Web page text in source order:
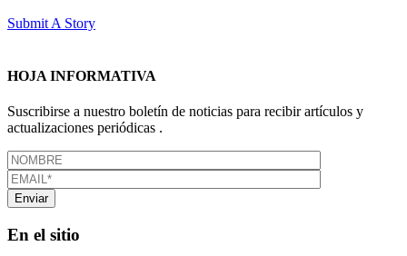
Submit A Story
HOJA INFORMATIVA
Suscribirse a nuestro boletín de noticias para recibir artículos y
actualizaciones periódicas .
En el sitio